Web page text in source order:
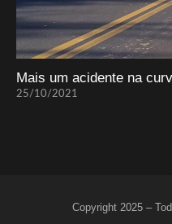
Mais um acidente na
25/10/2021
Copyright 2025 –